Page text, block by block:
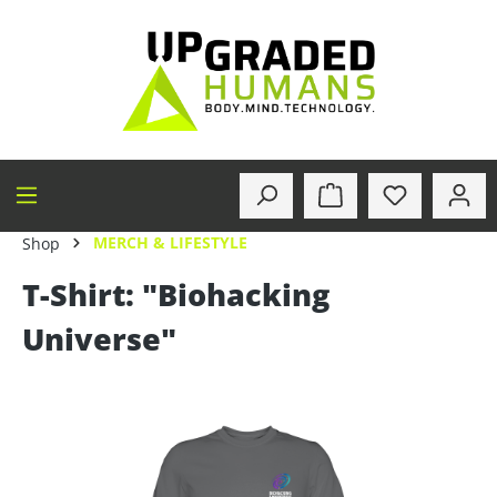
Shop MERCH & LIFESTYLE
T-Shirt: "Biohacking
Universe"
Bildergalerie überspringen